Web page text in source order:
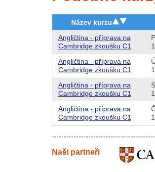
Název kurzu
Angličtina - příprava na
Cambridge zkoušku C1
Angličtina - příprava na
Cambridge zkoušku C1
Angličtina - příprava na
Cambridge zkoušku C1
Angličtina - příprava na
Cambridge zkoušku C1
Naši partneři